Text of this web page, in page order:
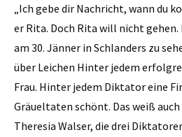
„Ich gebe dir Nachricht, wann du
er Rita. Doch Rita will nicht gehen.
am 30. Jänner in Schlanders zu
über Leichen Hinter jedem
Frau. Hinter jedem Diktator eine
Gräueltaten schönt. Das weiß
Theresia Walser, die drei